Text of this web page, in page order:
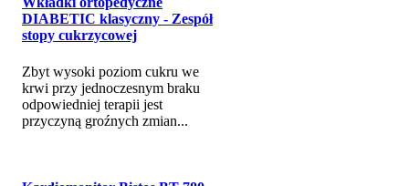
DIABETIC klasyczny - Zespół
stopy cukrzycowej
Zbyt wysoki poziom cukru we
krwi przy jednoczesnym braku
odpowiedniej terapii jest
przyczyną groźnych zmian...